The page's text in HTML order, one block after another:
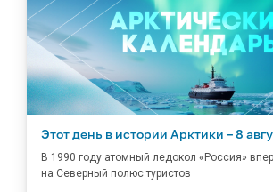
Этот день в истории Арктики – 8
В 1990 году атомный ледокол «Россия»
на Северный полюс туристов